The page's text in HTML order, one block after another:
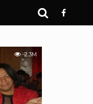
2.3M